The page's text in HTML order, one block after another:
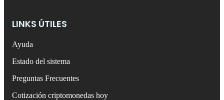
LINKS ÚTILES
Ayuda
Estado del sistema
Preguntas Frecuentes
Cotización criptomonedas hoy